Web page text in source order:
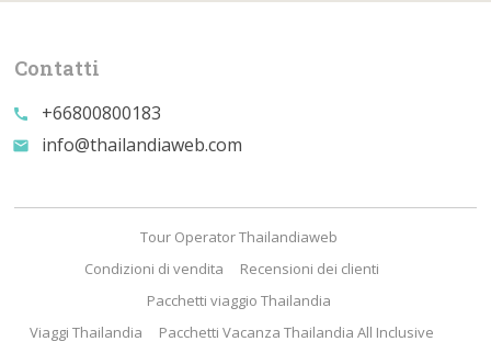
Contatti
call +66800800183
email info@thailandiaweb.com
Tour Operator Thailandiaweb
Condizioni di vendita
Recensioni dei clienti
Pacchetti viaggio Thailandia
Viaggi Thailandia
Pacchetti Vacanza Thailandia All Inclusive